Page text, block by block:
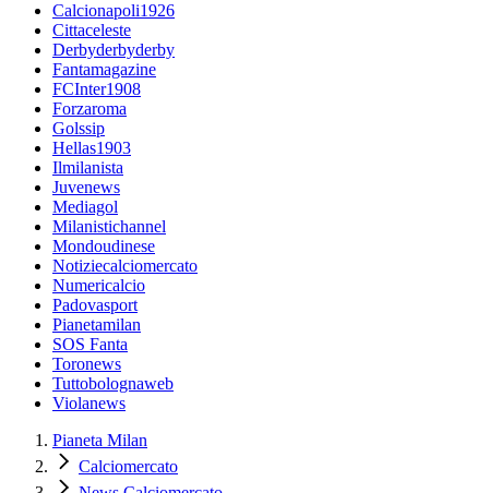
Calcionapoli1926
Cittaceleste
Derbyderbyderby
Fantamagazine
FCInter1908
Forzaroma
Golssip
Hellas1903
Ilmilanista
Juvenews
Mediagol
Milanistichannel
Mondoudinese
Notiziecalciomercato
Numericalcio
Padovasport
Pianetamilan
SOS Fanta
Toronews
Tuttobolognaweb
Violanews
Pianeta Milan
Calciomercato